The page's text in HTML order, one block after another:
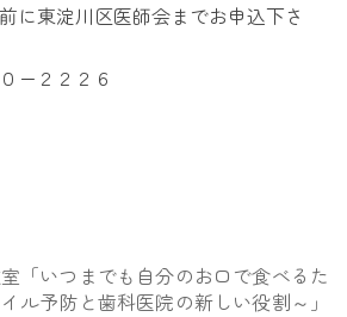
ジ
送
に東淀川区医師会までお申込下さ
ー２２２６
「いつまでも自分のお口で食べるた
ル予防と歯科医院の新しい役割～」